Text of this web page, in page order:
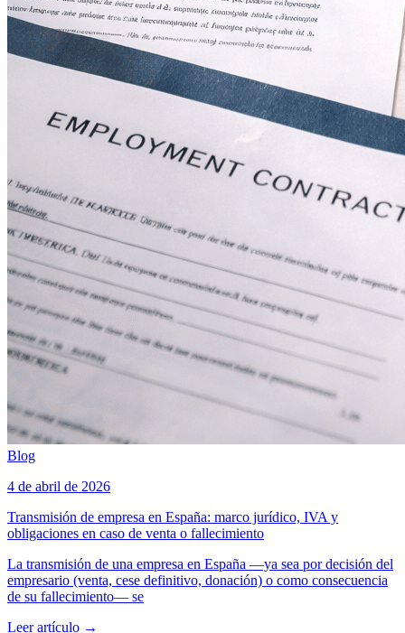
Blog
4 de abril de 2026
Transmisión de empresa en España: marco jurídico, IVA y
obligaciones en caso de venta o fallecimiento
La transmisión de una empresa en España —ya sea por decisión del
empresario (venta, cese definitivo, donación) o como consecuencia
de su fallecimiento— se
Leer artículo →